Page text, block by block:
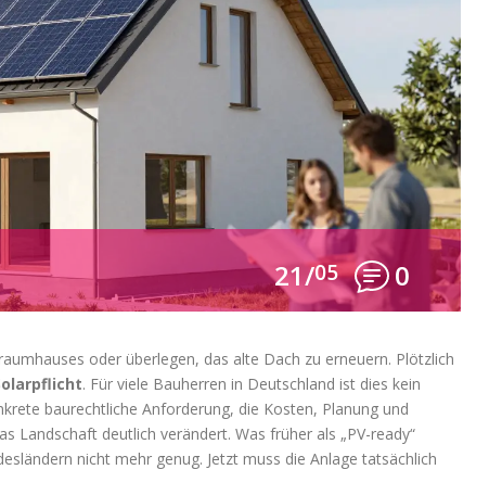
21/05 0
oder überlegen, das alte Dach zu erneuern. Plötzlich
. Für viele Bauherren in Deutschland ist dies kein
baurechtliche Anforderung, die Kosten, Planung und
Landschaft deutlich verändert. Was früher als „PV-ready“
nicht mehr genug. Jetzt muss die Anlage tatsächlich